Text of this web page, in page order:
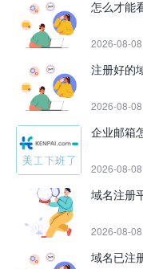
怎么才能
2026-08-08
注册好的
2026-08-08
企业邮箱
2026-08-08
域名注册
2026-08-08
域名已注